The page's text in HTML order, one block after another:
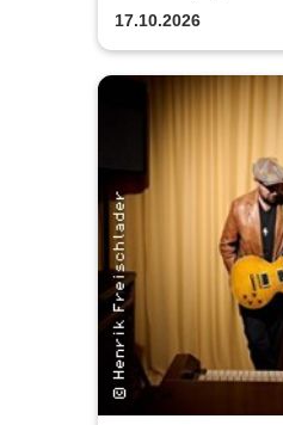
Schubert-Straße
17.10.2026